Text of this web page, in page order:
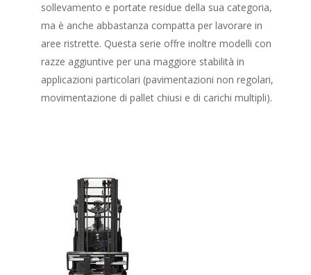
sollevamento e portate residue della sua categoria,
ma è anche abbastanza compatta per lavorare in
aree ristrette. Questa serie offre inoltre modelli con
razze aggiuntive per una maggiore stabilità in
applicazioni particolari (pavimentazioni non regolari,
movimentazione di pallet chiusi e di carichi multipli).